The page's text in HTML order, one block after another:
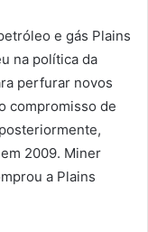
e gás Plains
na política da
perfurar novos
compromisso de
2009. Miner
a Plains